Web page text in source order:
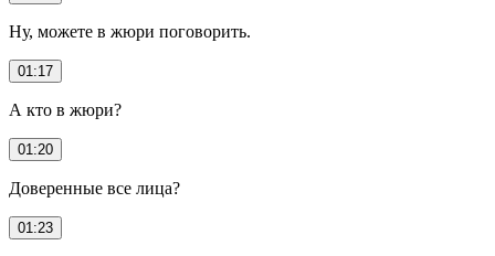
Ну, можете в жюри поговорить.
01:17
А кто в жюри?
01:20
Доверенные все лица?
01:23